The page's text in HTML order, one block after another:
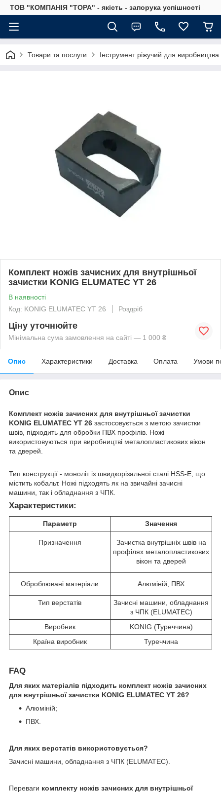
ТОВ "КОМПАНІЯ "ТОРА" - якість - запорука успішності
Товари та послуги Інструмент ріжучий для виробництва
Комплект ножів зачисних для внутрішньої
зачистки KONIG ELUMATEC YT 26
В наявності
Код: KONIG ELUMATEC YT 26
Роздріб
Ціну уточнюйте
Мінімальна сума замовлення на сайті — 1 000 ₴
Опис Характеристики Доставка Оплата Умови
Опис
Комплект ножів зачисних для внутрішньої зачистки
KONIG ELUMATEC YT 26 застосовується з метою зачистки
швів, підходить для обробки ПВХ профілів. Ножі
використовуються при виробництві металопластикових вікон
та дверей.
Тип конструкції - моноліт із швидкорізальної сталі HSS-E, що
містить кобальт. Ножі підходять як на звичайні зачисні
машини, так і обладнання з ЧПК.
Характеристики:
Параметр Значення
Призначення
Зачистка внутрішніх швів на
профілях металопластикових
вікон та дверей
Оброблювані матеріали Алюміній, ПВХ
Тип верстатів
Зачисні машини, обладнання
з ЧПК (ELUMATEC)
Виробник
KONIG (Туреччина)
Країна виробник
Туреччина
FAQ
Для яких матеріалів підходить комплект ножів зачисних
для внутрішньої зачистки KONIG ELUMATEC YT 26?
Алюміній;
ПВХ.
Для яких верстатів використовується?
Зачисні машини, обладнання з ЧПК (ELUMATEC).
Переваги комплекту ножів зачисних для внутрішньої